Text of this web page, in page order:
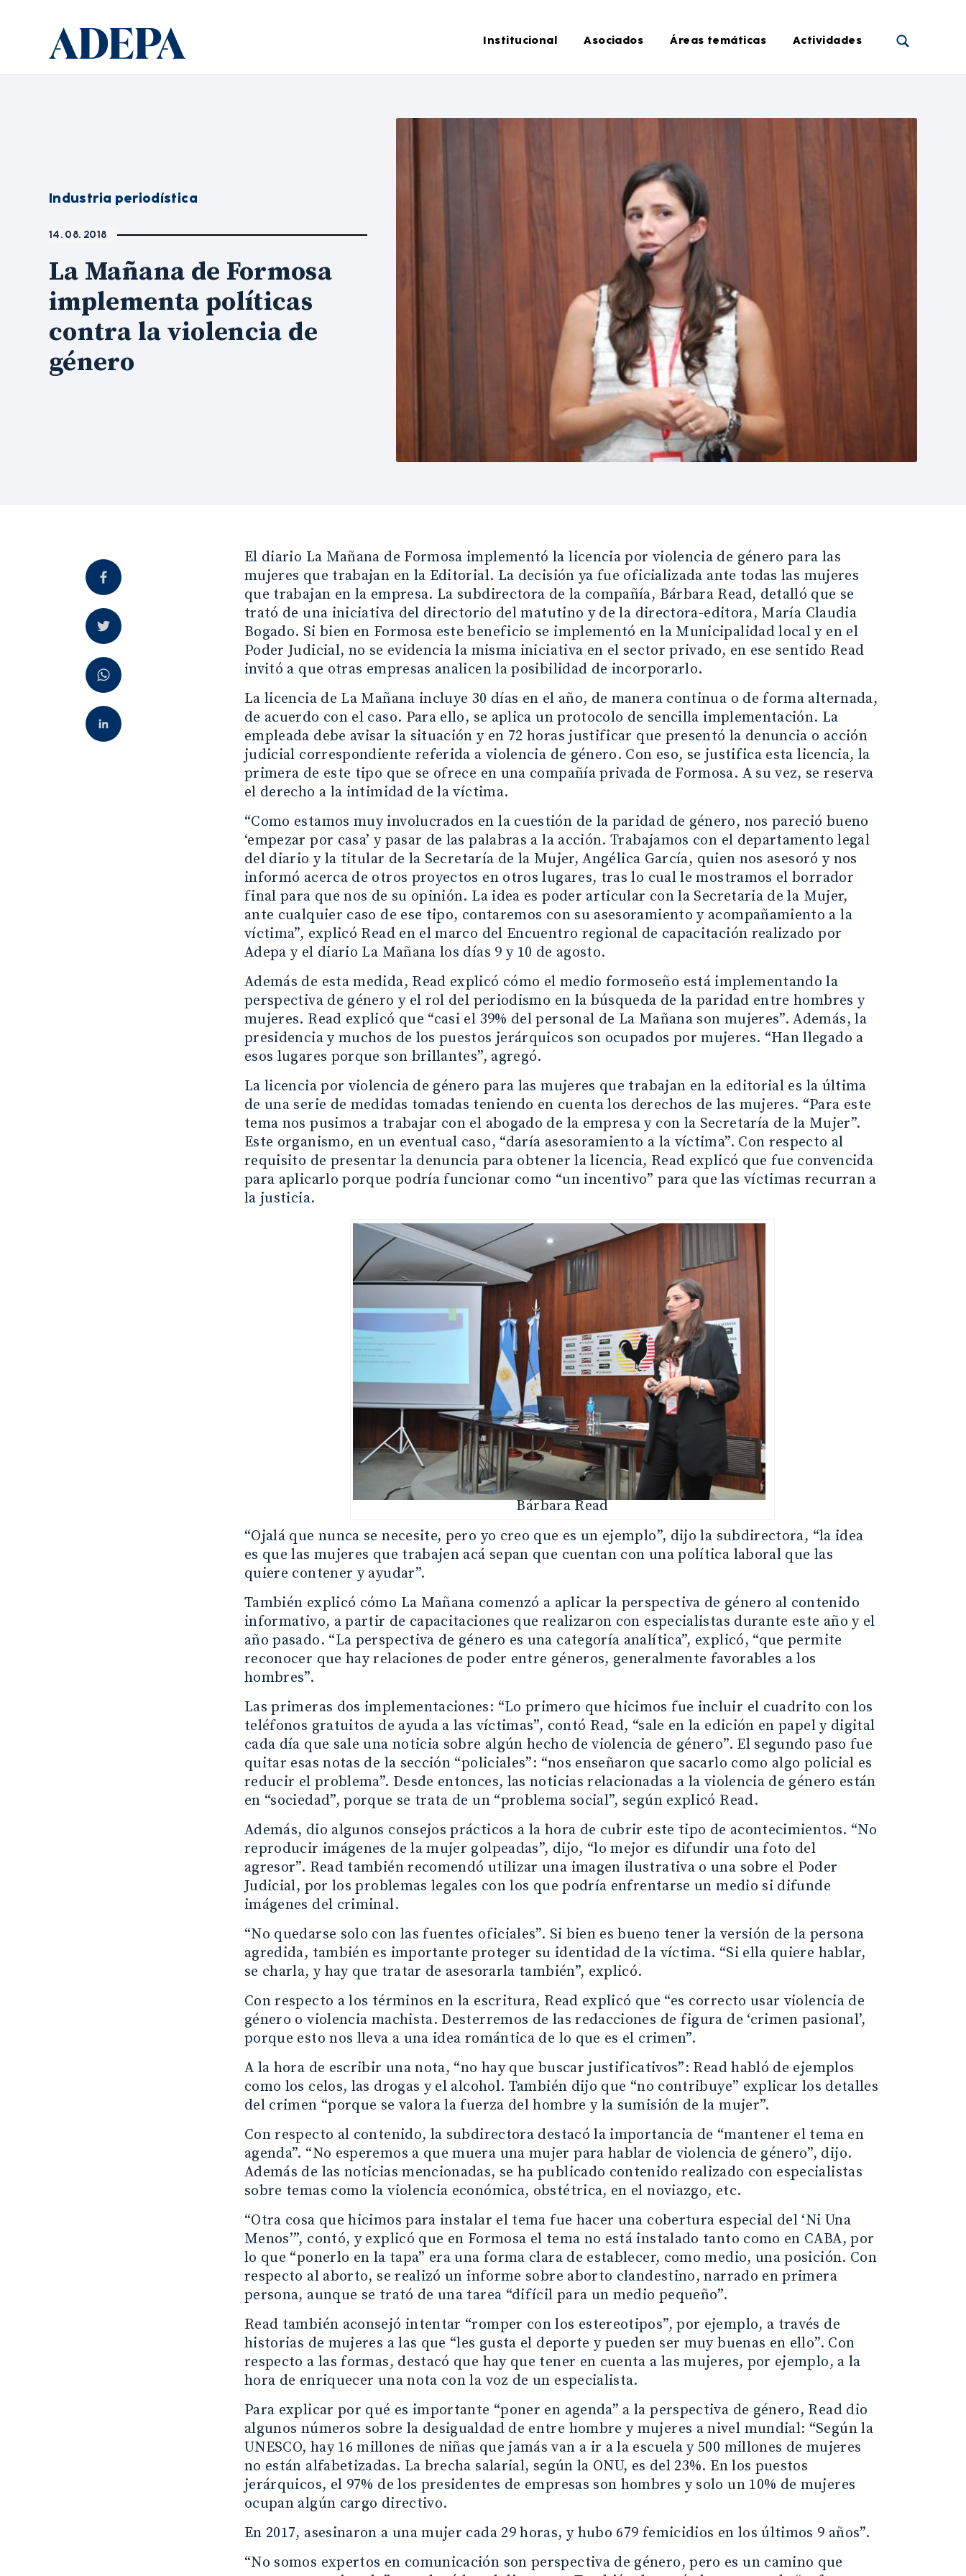
Institucional Asociados Áreas temáticas Actividades
Industria periodística
14. 08. 2018
La Mañana de Formosa
implementa políticas
contra la violencia de
género
El diario La Mañana de Formosa implementó la licencia por violencia de género para las
mujeres que trabajan en la Editorial. La decisión ya fue oficializada ante todas las mujeres
que trabajan en la empresa. La subdirectora de la compañía, Bárbara Read, detalló que se
trató de una iniciativa del directorio del matutino y de la directora-editora, María Claudia
Bogado. Si bien en Formosa este beneficio se implementó en la Municipalidad local y en el
Poder Judicial, no se evidencia la misma iniciativa en el sector privado, en ese sentido Read
invitó a que otras empresas analicen la posibilidad de incorporarlo.
La licencia de La Mañana incluye 30 días en el año, de manera continua o de forma alternada,
de acuerdo con el caso. Para ello, se aplica un protocolo de sencilla implementación. La
empleada debe avisar la situación y en 72 horas justificar que presentó la denuncia o acción
judicial correspondiente referida a violencia de género. Con eso, se justifica esta licencia, la
primera de este tipo que se ofrece en una compañía privada de Formosa. A su vez, se reserva
el derecho a la intimidad de la víctima.
“Como estamos muy involucrados en la cuestión de la paridad de género, nos pareció bueno
‘empezar por casa’ y pasar de las palabras a la acción. Trabajamos con el departamento legal
del diario y la titular de la Secretaría de la Mujer, Angélica García, quien nos asesoró y nos
informó acerca de otros proyectos en otros lugares, tras lo cual le mostramos el borrador
final para que nos de su opinión. La idea es poder articular con la Secretaria de la Mujer,
ante cualquier caso de ese tipo, contaremos con su asesoramiento y acompañamiento a la
víctima”, explicó Read en el marco del Encuentro regional de capacitación realizado por
Adepa y el diario La Mañana los días 9 y 10 de agosto.
Además de esta medida, Read explicó cómo el medio formoseño está implementando la
perspectiva de género y el rol del periodismo en la búsqueda de la paridad entre hombres y
mujeres. Read explicó que “casi el 39% del personal de La Mañana son mujeres”. Además, la
presidencia y muchos de los puestos jerárquicos son ocupados por mujeres. “Han llegado a
esos lugares porque son brillantes”, agregó.
La licencia por violencia de género para las mujeres que trabajan en la editorial es la última
de una serie de medidas tomadas teniendo en cuenta los derechos de las mujeres. “Para este
tema nos pusimos a trabajar con el abogado de la empresa y con la Secretaría de la Mujer”.
Este organismo, en un eventual caso, “daría asesoramiento a la víctima”. Con respecto al
requisito de presentar la denuncia para obtener la licencia, Read explicó que fue convencida
para aplicarlo porque podría funcionar como “un incentivo” para que las víctimas recurran a
la justicia.
Bárbara Read
“Ojalá que nunca se necesite, pero yo creo que es un ejemplo”, dijo la subdirectora, “la idea
es que las mujeres que trabajen acá sepan que cuentan con una política laboral que las
quiere contener y ayudar”.
También explicó cómo La Mañana comenzó a aplicar la perspectiva de género al contenido
informativo, a partir de capacitaciones que realizaron con especialistas durante este año y el
año pasado. “La perspectiva de género es una categoría analítica”, explicó, “que permite
reconocer que hay relaciones de poder entre géneros, generalmente favorables a los
hombres”.
Las primeras dos implementaciones: “Lo primero que hicimos fue incluir el cuadrito con los
teléfonos gratuitos de ayuda a las víctimas”, contó Read, “sale en la edición en papel y digital
cada día que sale una noticia sobre algún hecho de violencia de género”. El segundo paso fue
quitar esas notas de la sección “policiales”: “nos enseñaron que sacarlo como algo policial es
reducir el problema”. Desde entonces, las noticias relacionadas a la violencia de género están
en “sociedad”, porque se trata de un “problema social”, según explicó Read.
Además, dio algunos consejos prácticos a la hora de cubrir este tipo de acontecimientos. “No
reproducir imágenes de la mujer golpeadas”, dijo, “lo mejor es difundir una foto del
agresor”. Read también recomendó utilizar una imagen ilustrativa o una sobre el Poder
Judicial, por los problemas legales con los que podría enfrentarse un medio si difunde
imágenes del criminal.
“No quedarse solo con las fuentes oficiales”. Si bien es bueno tener la versión de la persona
agredida, también es importante proteger su identidad de la víctima. “Si ella quiere hablar,
se charla, y hay que tratar de asesorarla también”, explicó.
Con respecto a los términos en la escritura, Read explicó que “es correcto usar violencia de
género o violencia machista. Desterremos de las redacciones de figura de ‘crimen pasional’,
porque esto nos lleva a una idea romántica de lo que es el crimen”.
A la hora de escribir una nota, “no hay que buscar justificativos”: Read habló de ejemplos
como los celos, las drogas y el alcohol. También dijo que “no contribuye” explicar los detalles
del crimen “porque se valora la fuerza del hombre y la sumisión de la mujer”.
Con respecto al contenido, la subdirectora destacó la importancia de “mantener el tema en
agenda”. “No esperemos a que muera una mujer para hablar de violencia de género”, dijo.
Además de las noticias mencionadas, se ha publicado contenido realizado con especialistas
sobre temas como la violencia económica, obstétrica, en el noviazgo, etc.
“Otra cosa que hicimos para instalar el tema fue hacer una cobertura especial del ‘Ni Una
Menos’”, contó, y explicó que en Formosa el tema no está instalado tanto como en CABA, por
lo que “ponerlo en la tapa” era una forma clara de establecer, como medio, una posición. Con
respecto al aborto, se realizó un informe sobre aborto clandestino, narrado en primera
persona, aunque se trató de una tarea “difícil para un medio pequeño”.
Read también aconsejó intentar “romper con los estereotipos”, por ejemplo, a través de
historias de mujeres a las que “les gusta el deporte y pueden ser muy buenas en ello”. Con
respecto a las formas, destacó que hay que tener en cuenta a las mujeres, por ejemplo, a la
hora de enriquecer una nota con la voz de un especialista.
Para explicar por qué es importante “poner en agenda” a la perspectiva de género, Read dio
algunos números sobre la desigualdad de entre hombre y mujeres a nivel mundial: “Según la
UNESCO, hay 16 millones de niñas que jamás van a ir a la escuela y 500 millones de mujeres
no están alfabetizadas. La brecha salarial, según la ONU, es del 23%. En los puestos
jerárquicos, el 97% de los presidentes de empresas son hombres y solo un 10% de mujeres
ocupan algún cargo directivo.
En 2017, asesinaron a una mujer cada 29 horas, y hubo 679 femicidios en los últimos 9 años”.
“No somos expertos en comunicación son perspectiva de género, pero es un camino que